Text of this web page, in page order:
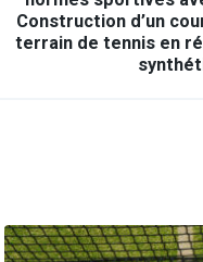
Construction d’un
terrain de tennis en